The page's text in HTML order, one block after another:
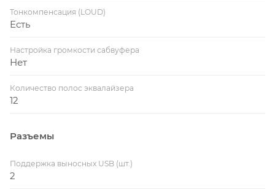
Тонкомпенсация (LOUD)
Есть
Настройка громкости сабвуфера
Нет
Количество полос эквалайзера
12
Разъемы
Поддержка выносных USB (шт.)
2